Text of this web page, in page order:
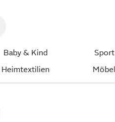
Baby & Kind Sport
Heimtextilien Möbel